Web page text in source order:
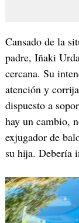
Cansado de la
padre, Iñaki
cercana. Su
atención y
dispuesto a
hay un cambio,
exjugador de
su hija. Debería